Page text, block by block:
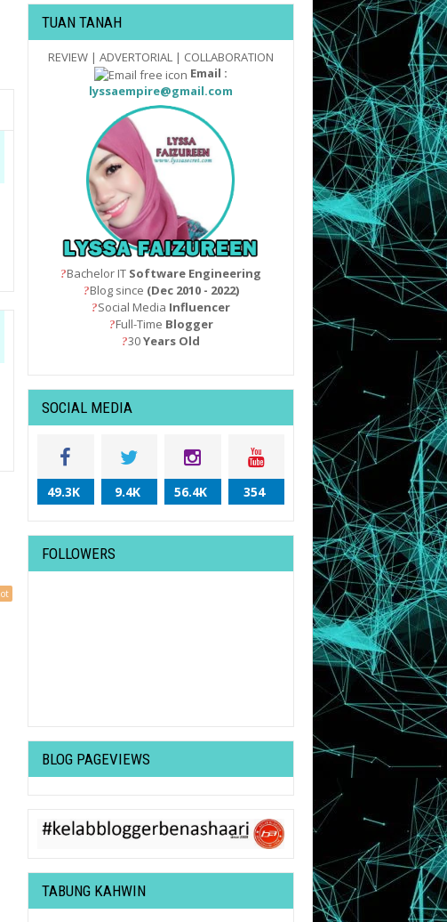
TUAN TANAH
REVIEW | ADVERTORIAL | COLLABORATION
Email :
lyssaempire@gmail.com
?Bachelor IT Software Engineering
?Blog since (Dec 2010 - 2022)
?Social Media Influencer
?Full-Time Blogger
?30Years Old
SOCIAL MEDIA
49.3K 9.4K 56.4K 354
FOLLOWERS
BLOG PAGEVIEWS
TABUNG KAHWIN